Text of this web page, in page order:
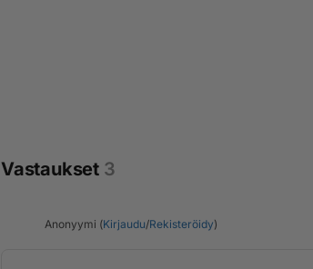
Vastaukset 3
Anonyymi (Kirjaudu/Rekisteröidy)